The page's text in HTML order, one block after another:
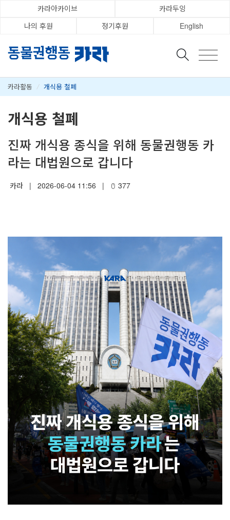
카라아카이브
카라두잉
나의 후원
정기후원 English
카라활동 / 개식용 철폐
개식용 철폐
진짜 개식용 종식을 위해 동물권행동 카
라는 대법원으로 갑니다
카라 | 2026-06-04 11:56 | 377